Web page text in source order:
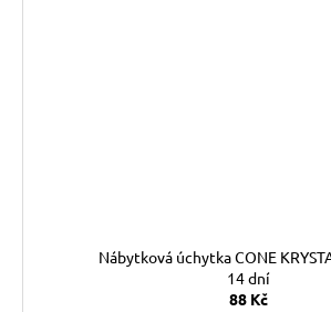
Nábytková úchytka CONE
14 dní
88 Kč